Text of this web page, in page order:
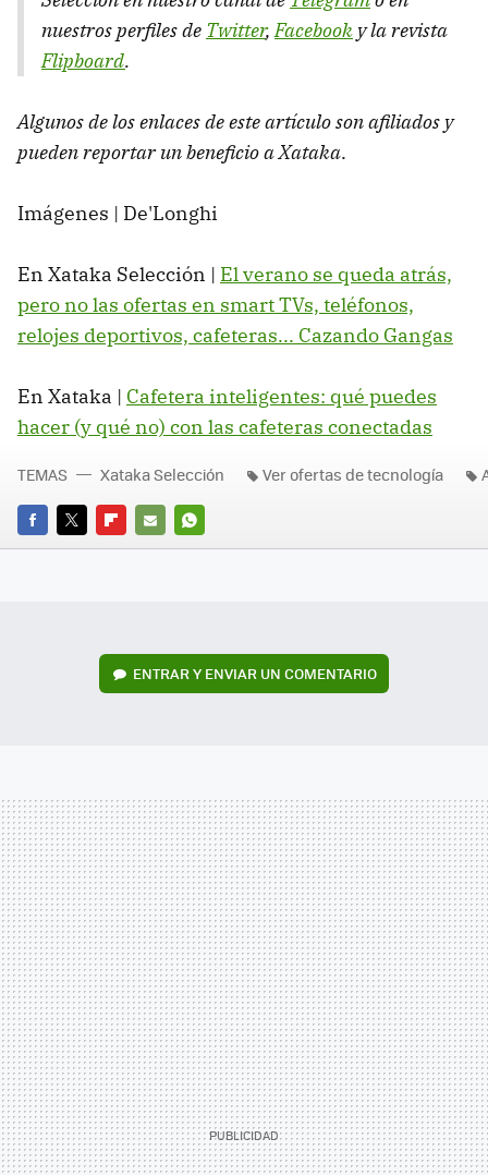
nuestros perfiles de Twitter, Facebook y la revista
Flipboard.
Algunos de los enlaces de este artículo son afiliados y
pueden reportar un beneficio a Xataka.
Imágenes | De'Longhi
En Xataka Selección | El verano se queda atrás,
pero no las ofertas en smart TVs, teléfonos,
relojes deportivos, cafeteras... Cazando Gangas
En Xataka | Cafetera inteligentes: qué puedes
hacer (y qué no) con las cafeteras conectadas
FACEBOOK
TWITTERFLIPBOARD
E-
WHATSAPP
TEMAS Xataka Selección Ver ofertas de tecnología
ENTRAR Y ENVIAR UN COMENTARIO